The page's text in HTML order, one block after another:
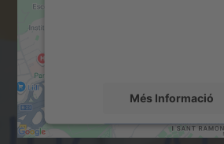
t
s
/
Més Informació
Accepta